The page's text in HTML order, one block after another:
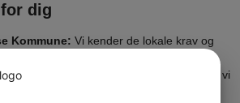
dig
Kommune: Vi kender de lokale krav og
er 100% korrekt.
Fra dokumentation til indsendelse – vi